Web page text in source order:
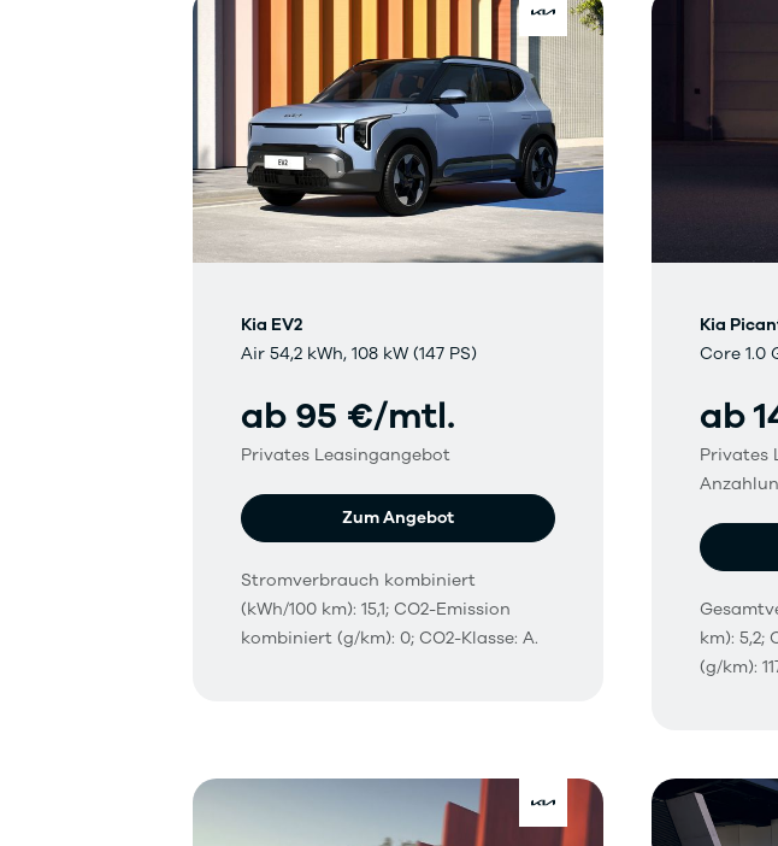
Kia EV2
Air 54,2 kWh, 108 kW (147 PS)
ab 95 €/mtl.
Privates Leasingangebot
Zum Angebot
Stromverbrauch kombiniert
(kWh/100 km): 15,1; CO2-Emission
kombiniert (g/km): 0; CO2-Klasse: A.
Kia
Core 1.0
ab
Privates
km): 5,2;
(g/km):